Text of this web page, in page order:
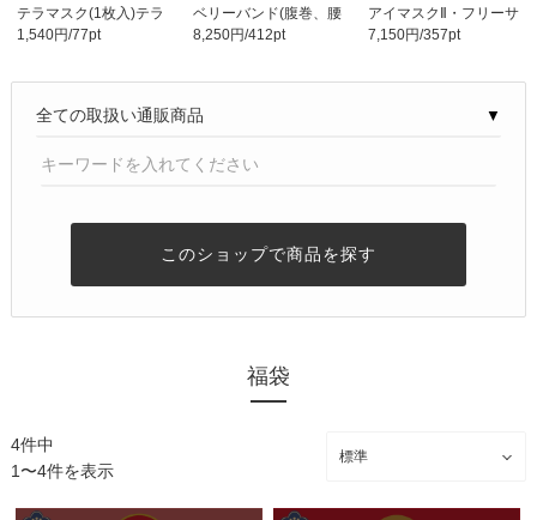
テラマスク(1枚入)テラ
ヘルツ(TERAHERTZ)..
1,540円/77pt
ベリーバンド(腹巻、腰
巻)M-Lサイズ(1枚..
8,250円/412pt
アイマスクⅡ・フリーサ
イズ(1枚入)テラヘ..
7,150円/357pt
▼
このショップで商品を探す
福袋
4件中
1〜4件を表示